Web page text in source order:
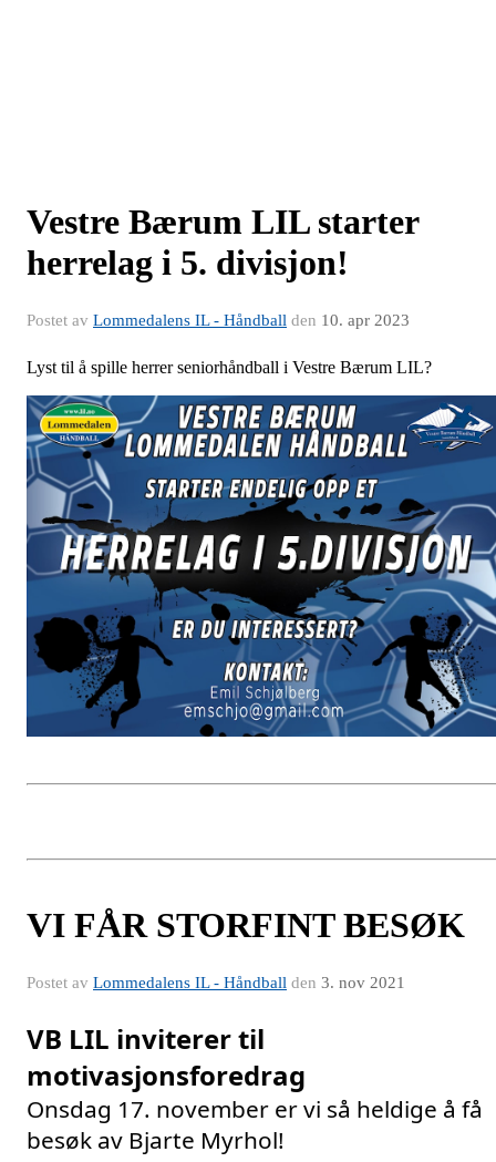
Vestre Bærum LIL starter
herrelag i 5. divisjon!
Postet av Lommedalens IL - Håndball den 10. apr 2023
Lyst til å spille herrer seniorhåndball i Vestre Bærum LIL?
VI FÅR STORFINT BESØK
Postet av Lommedalens IL - Håndball den 3. nov 2021
VB LIL inviterer til
motivasjonsforedrag
Onsdag 17. november er vi så heldige å få
besøk av Bjarte Myrhol!